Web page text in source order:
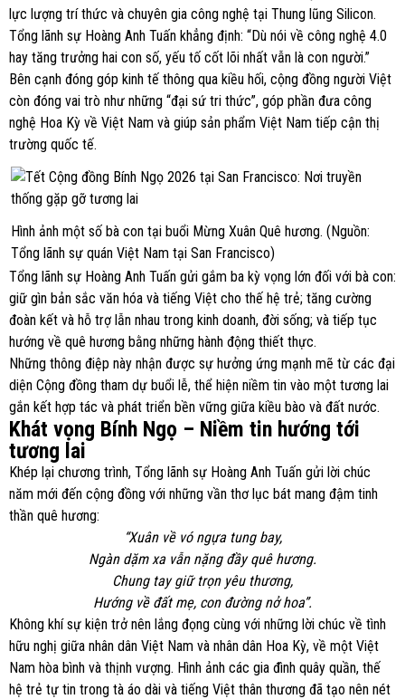
lực lượng trí thức và chuyên gia công nghệ tại Thung lũng Silicon.
Tổng lãnh sự Hoàng Anh Tuấn khẳng định: “Dù nói về công nghệ 4.0
hay tăng trưởng hai con số, yếu tố cốt lõi nhất vẫn là con người.”
Bên cạnh đóng góp kinh tế thông qua kiều hối, cộng đồng người Việt
còn đóng vai trò như những “đại sứ tri thức”, góp phần đưa công
nghệ Hoa Kỳ về Việt Nam và giúp sản phẩm Việt Nam tiếp cận thị
trường quốc tế.
Hình ảnh một số bà con tại buổi Mừng Xuân Quê hương. (Nguồn:
Tổng lãnh sự quán Việt Nam tại San Francisco)
Tổng lãnh sự Hoàng Anh Tuấn gửi gắm ba kỳ vọng lớn đối với bà con:
giữ gìn bản sắc văn hóa và tiếng Việt cho thế hệ trẻ; tăng cường
đoàn kết và hỗ trợ lẫn nhau trong kinh doanh, đời sống; và tiếp tục
hướng về quê hương bằng những hành động thiết thực.
Những thông điệp này nhận được sự hưởng ứng mạnh mẽ từ các đại
diện Cộng đồng tham dự buổi lễ, thể hiện niềm tin vào một tương lai
gắn kết hợp tác và phát triển bền vững giữa kiều bào và đất nước.
Khát vọng Bính Ngọ – Niềm tin hướng tới
tương lai
Khép lại chương trình, Tổng lãnh sự Hoàng Anh Tuấn gửi lời chúc
năm mới đến cộng đồng với những vần thơ lục bát mang đậm tinh
thần quê hương:
“Xuân về vó ngựa tung bay,
Ngàn dặm xa vẫn nặng đầy quê hương.
Chung tay giữ trọn yêu thương,
Hướng về đất mẹ, con đường nở hoa”.
Không khí sự kiện trở nên lắng đọng cùng với những lời chúc về tình
hữu nghị giữa nhân dân Việt Nam và nhân dân Hoa Kỳ, về một Việt
Nam hòa bình và thịnh vượng. Hình ảnh các gia đình quây quần, thế
hệ trẻ tự tin trong tà áo dài và tiếng Việt thân thương đã tạo nên nét